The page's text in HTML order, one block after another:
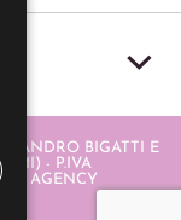
BIGATTI E
(MI) - P.IVA
AGENCY